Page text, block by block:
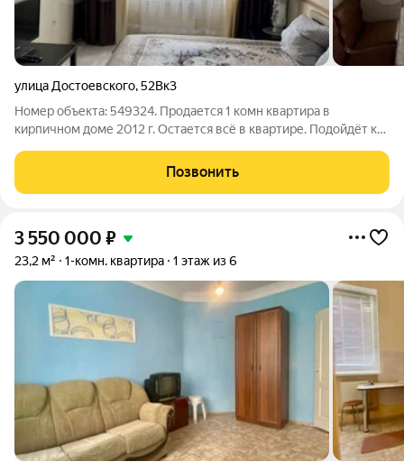
улица Достоевского,52Вк3
Номер объекта: 549324. Продается 1 комн квартира в
кирпичном доме 2012 г. Остается всё в квартире. Подойдёт как
место расположения 204-й квартал, с развитой
инфраструктурой. В доступности
Позвонить
3 550 000 ₽
23,2 м² 1-комн. квартира 1 этаж из 6